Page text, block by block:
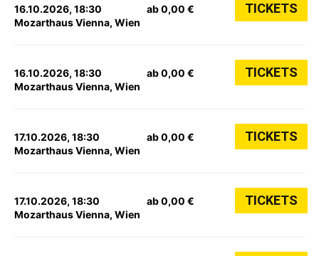
16.10.2026, 18:30
Mozarthaus Vienna, Wien
ab 0,00 € TICKETS
16.10.2026, 18:30
Mozarthaus Vienna, Wien
ab 0,00 € TICKETS
17.10.2026, 18:30
Mozarthaus Vienna, Wien
ab 0,00 € TICKETS
17.10.2026, 18:30
Mozarthaus Vienna, Wien
ab 0,00 € TICKETS